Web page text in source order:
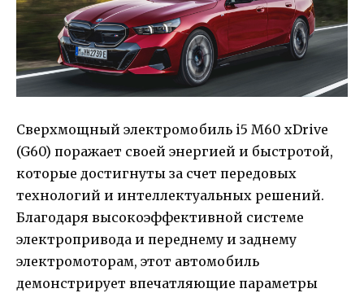
Сверхмощный электромобиль i5 M60 xDrive
(G60) поражает своей энергией и быстротой,
которые достигнуты за счет передовых
технологий и интеллектуальных решений.
Благодаря высокоэффективной системе
электропривода и переднему и заднему
электромоторам, этот автомобиль
демонстрирует впечатляющие параметры